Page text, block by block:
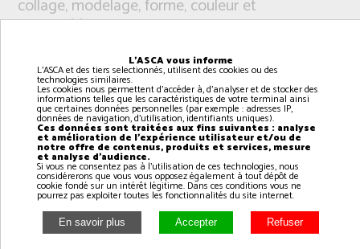
collage, modelage, forme, couleur et
composition,
L'ASCA vous informe
L'ASCA et des tiers selectionnés, utilisent des cookies ou des
technologies similaires.
Les cookies nous permettent d'accéder à, d'analyser et de stocker des
informations telles que les caractéristiques de votre terminal ainsi
que certaines données personnelles (par exemple : adresses IP,
données de navigation, d'utilisation, identifiants uniques).
Ces données sont traitées aux fins suivantes : analyse
et amélioration de l'expérience utilisateur et/ou de
notre offre de contenus, produits et services, mesure
et analyse d'audience.
Si vous ne consentez pas à l'utilisation de ces technologies, nous
considérerons que vous vous opposez également à tout dépôt de
cookie fondé sur un intérêt légitime. Dans ces conditions vous ne
pourrez pas exploiter toutes les fonctionnalités du site internet.